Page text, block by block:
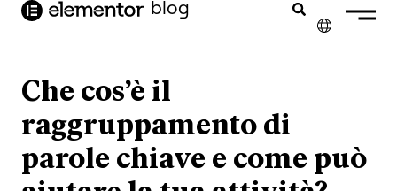
contenuto blog
FRANÇAIS
NEDERLANDS
DEUTSCH
Che cos’è il
raggruppamento di
parole chiave e come può